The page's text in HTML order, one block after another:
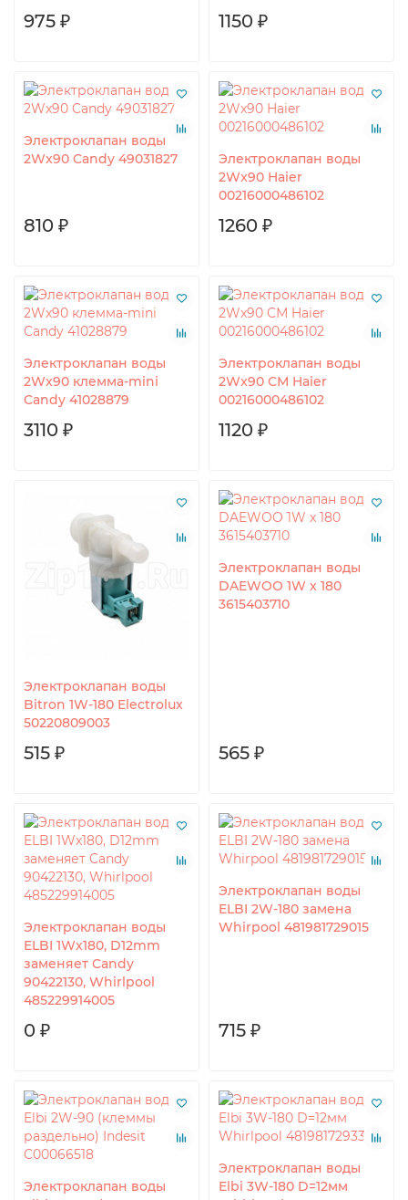
975 ₽ 1150 ₽
Электроклапан воды
2Wx90 Candy 49031827
810 ₽
Электроклапан воды
2Wx90 Haier
00216000486102
1260 ₽
Электроклапан воды
2Wx90 клемма-mini
Candy 41028879
3110 ₽
Электроклапан воды
2Wx90 СМ Haier
00216000486102
1120 ₽
Электроклапан воды
Bitron 1W-180 Electrolux
50220809003
515 ₽
Электроклапан воды
DAEWOO 1W x 180
3615403710
565 ₽
Электроклапан воды
ELBI 1Wx180, D12mm
заменяет Candy
90422130, Whirlpool
485229914005
0 ₽
Электроклапан воды
ELBI 2W-180 замена
Whirpool 481981729015
715 ₽
Электроклапан воды
Электроклапан воды
Elbi 3W-180 D=12мм